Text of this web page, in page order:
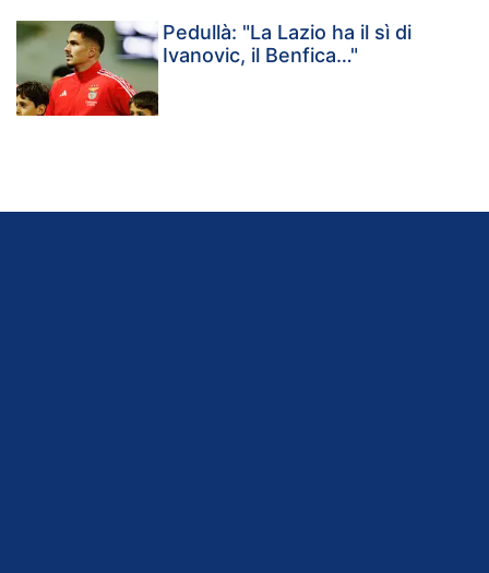
Pedullà: "La Lazio ha il sì di
Ivanovic, il Benfica…"